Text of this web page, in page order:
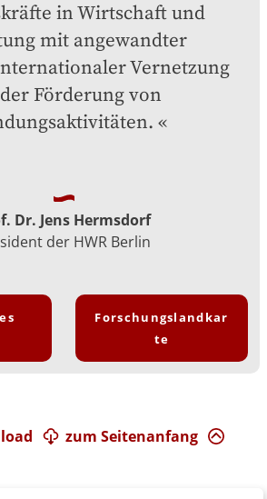
in Wirtschaft und
mit angewandter
Vernetzung
Förderung von
Dr. Jens Hermsdorf
der HWR Berlin
Forschungslandkar
te
zum Seitenanfang